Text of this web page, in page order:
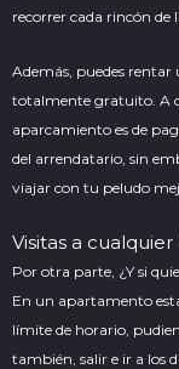
recorrer cada rincón de
Además, puedes rentar
totalmente gratuito. A
aparcamiento es de
del arrendatario, sin
viajar con tu peludo
Visitas a cualquier
Por otra parte, ¿Y si
En un apartamento
límite de horario,
también, salir e ir a los